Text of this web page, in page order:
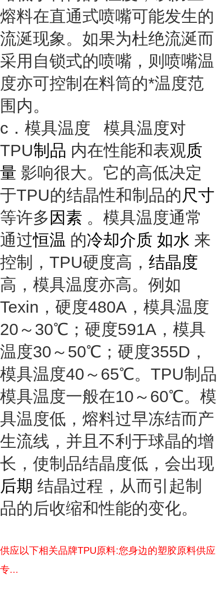
熔料在直通式喷嘴可能发生的
流涎现象。如果为杜绝流涎而
采用自锁式的喷嘴，则喷嘴温
度亦可控制在料筒的*温度范
围内。
c．模具温度 模具温度对
TPU制品 内在性能和表观质
量 影响很大。它的高低决定
于TPU的结晶性和制品的 尺寸
等许多 因素 。模具温度通常
通过恒温 的冷却介质 如水 来
控制，TPU硬度高， 结晶度
高，模具温度亦高。例如
Texin，硬度480A，模具温度
20～30℃；硬度591A，模具
温度30～50℃；硬度355D，
模具温度40～65℃。TPU制品
模具温度一般在10～60℃。模
具温度低，熔料过早冻结而产
生流线，并且不利于球晶的增
长，使制品结晶度低，会出现
后期 结晶过程，从而引起制
品的后收缩和性能的变化。
供应以下相关品牌TPU原料:您身边的塑胶原料供应
专...